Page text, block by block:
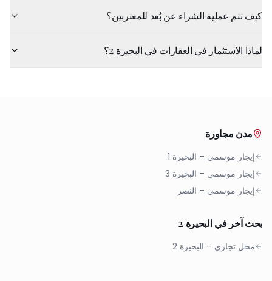
كيف تتم عملية الشراء عن بُعد للمغتربين؟
لماذا الاستثمار في العقارات في البحيرة 2؟
مدن مجاورة
إيجار موسمي – البحيرة 1
إيجار موسمي – البحيرة 3
إيجار موسمي – النصر
بحث آخر في البحيرة 2
محل تجاري – البحيرة 2